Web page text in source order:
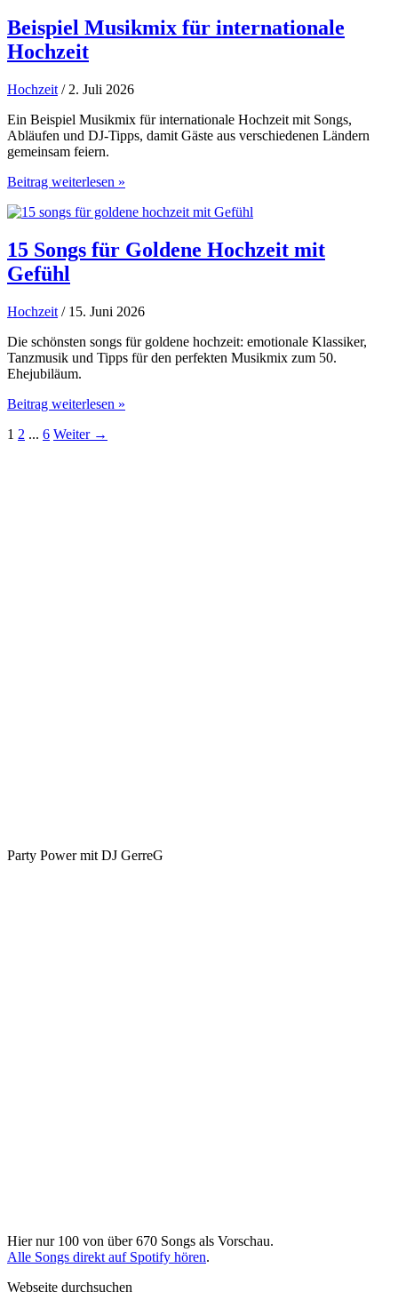
richtig
planen
Beispiel Musikmix für internationale
Hochzeit
Hochzeit / 2. Juli 2026
Ein Beispiel Musikmix für internationale Hochzeit mit Songs,
Abläufen und DJ-Tipps, damit Gäste aus verschiedenen Ländern
gemeinsam feiern.
Beispiel
für
Hochzeit
Beitrag weiterlesen »
15 Songs für Goldene Hochzeit mit
Gefühl
Hochzeit / 15. Juni 2026
Die schönsten songs für goldene hochzeit: emotionale Klassiker,
Tanzmusik und Tipps für den perfekten Musikmix zum 50.
Ehejubiläum.
15
für
Beitrag weiterlesen »
1 2 ... 6 Weiter →
Party Power mit DJ GerreG
Hier nur 100 von über 670 Songs als Vorschau.
Alle Songs direkt auf Spotify hören.
Webseite durchsuchen